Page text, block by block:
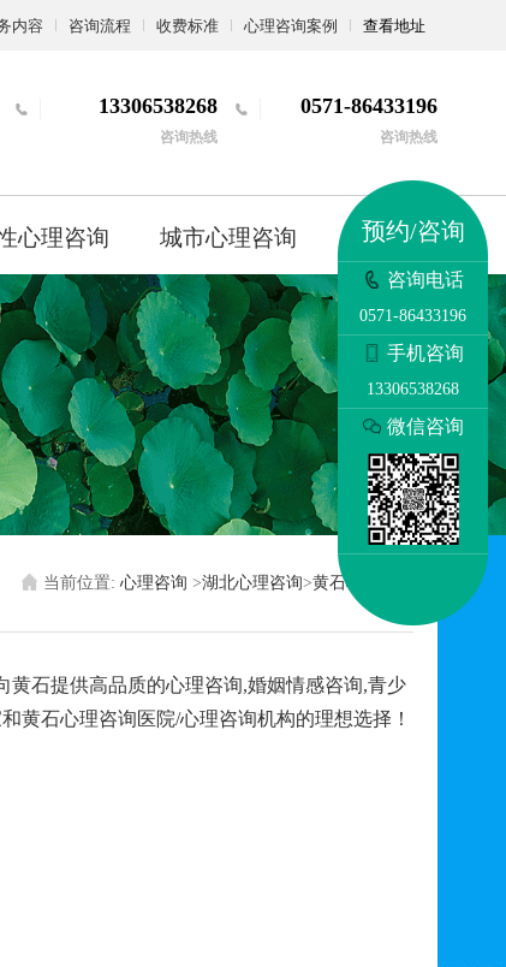
内容 咨询流程 收费标准 心理咨询案例 查看地址
13306538268
咨询热线
0571-86433196
咨询热线
心理咨询 城市心理咨询 更多
当前位置: 心理咨询 >湖北心理咨询>黄石心理医生
石提供高品质的心理咨询,婚姻情感咨询,青少
黄石心理咨询医院/心理咨询机构的理想选择！
预约/咨询
咨询电话
0571-86433196
手机咨询
13306538268
微信咨询